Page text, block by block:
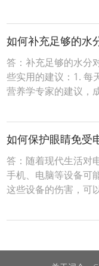
法：1. 保证充足睡
身体修复和恢复，减
息：避免熬夜，尽量
惯- 减少用眼过度：长
如何补充足够的水
答：补充足够的水分
些实用的建议：1. 每
营养学专家的建议，
因个体差异、气候
水杯或水瓶作为参考
携带水瓶 - 随身携带
水。这样可以养成定
如何保护眼睛免受
答：随着现代生活对
手机、电脑等设备可
这些设备的伤害，可
则 - 每工作或使用
6米）的地方，持续